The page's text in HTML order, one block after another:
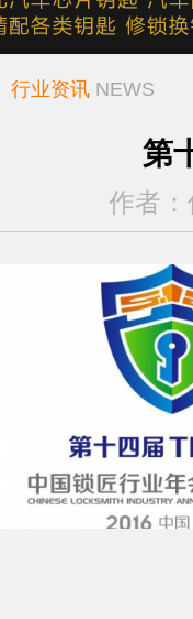
行业资讯 NEWS
第
作者：